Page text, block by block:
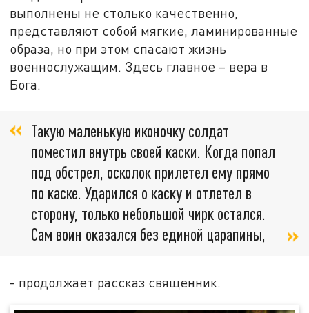
выполнены не столько качественно,
представляют собой мягкие, ламинированные
образа, но при этом спасают жизнь
военнослужащим. Здесь главное – вера в
Бога.
Такую маленькую иконочку солдат
поместил внутрь своей каски. Когда попал
под обстрел, осколок прилетел ему прямо
по каске. Ударился о каску и отлетел в
сторону, только небольшой чирк остался.
Сам воин оказался без единой царапины,
- продолжает рассказ священник.